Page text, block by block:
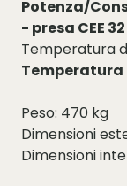
Potenza/
- presa CEE
Temperatura
Temperatura
Peso: 470 kg
Dimensioni
Dimensioni